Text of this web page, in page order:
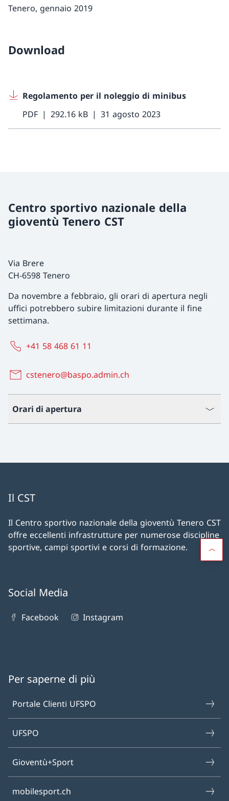
Tenero, gennaio 2019
Download
Regolamento per il noleggio di minibus
PDF
292.16 kB 31 agosto 2023
Centro sportivo nazionale della
gioventù Tenero CST
Via Brere
CH-6598 Tenero
Da novembre a febbraio, gli orari di apertura negli
uffici potrebbero subire limitazioni durante il fine
settimana.
+41 58 468 61 11
cstenero@baspo.admin.ch
Orari di apertura
Il CST
Il Centro sportivo nazionale della gioventù Tenero CST
offre eccellenti infrastrutture per numerose discipline
sportive, campi sportivi e corsi di formazione.
Social Media
Facebook Instagram
Per saperne di più
Portale Clienti UFSPO
UFSPO
Gioventù+Sport
mobilesport.ch